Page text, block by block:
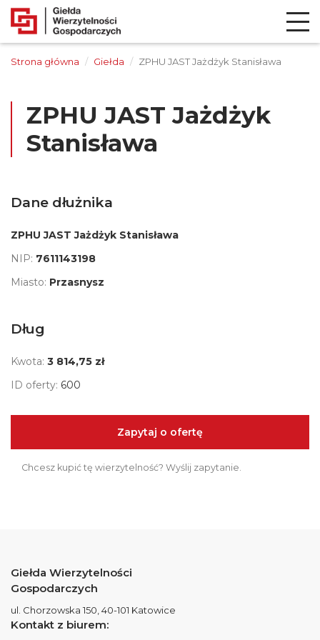
Strona główna Giełda ZPHU JAST Jażdżyk Stanisława
ZPHU JAST Jażdżyk
Stanisława
Dane dłużnika
ZPHU JAST Jażdżyk Stanisława
NIP: 7611143198
Miasto: Przasnysz
Dług
Kwota: 3 814,75 zł
ID oferty: 600
Zapytaj o ofertę
Chcesz kupić tę wierzytelność? Wyślij zapytanie.
Giełda Wierzytelności
Gospodarczych
ul. Chorzowska 150, 40-101 Katowice
Kontakt z biurem: